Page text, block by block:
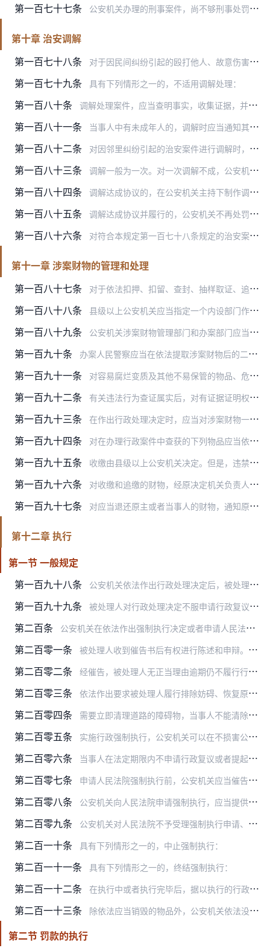
第一百七十七条 公安机关办理的刑事案件，尚不够刑事处罚，依法应当给予公安行政处理的，经县级以上公安机关负责人批准，依照本章规定作出处理决定。
第十章 治安调解
第一百七十八条
对于因民间纠纷引起的殴打他人、故意伤害、侮辱、诽谤、诬告陷害、故意损毁财物、干扰他人正常生活、侵犯隐私、非法侵入住宅等违反治安管理行为，情节较轻，且具有下列情形…
第一百七十九条 具有下列情形之一的，不适用调解处理：
第一百八十条 调解处理案件，应当查明事实，收集证据，并遵循合法、公正、自愿、及时的原则，注重教育和疏导，化解矛盾。
第一百八十一条 当事人中有未成年人的，调解时应当通知其父母或者其他监护人到场。但是，当事人为年满十六周岁以上的未成年人，以自己的劳动收入为主要生活来源，本人同意不通知的，可以不…
第一百八十二条 对因邻里纠纷引起的治安案件进行调解时，可以邀请当事人居住地的居（村）民委员会的人员或者双方当事人熟悉的人员参加帮助调解。
第一百八十三条 调解一般为一次。对一次调解不成，公安机关认为有必要或者当事人申请的，可以再次调解，并应当在第一次调解后的七个工作日内完成。
第一百八十四条 调解达成协议的，在公安机关主持下制作调解协议书，双方当事人应当在调解协议书上签名，并履行调解协议。
第一百八十五条 调解达成协议并履行的，公安机关不再处罚。对调解未达成协议或者达成协议后不履行的，应当对违反治安管理行为人依法予以处罚；对违法行为造成的损害赔偿纠纷，公安机关可以…
第一百八十六条 对符合本规定第一百七十八条规定的治安案件，当事人申请人民调解或者自行和解，达成协议并履行后，双方当事人书面申请并经公安机关认可的，公安机关不予治安管理处罚，但公…
第十一章 涉案财物的管理和处理
第一百八十七条
对于依法扣押、扣留、查封、抽样取证、追缴、收缴的财物以及由公安机关负责保管的先行登记保存的财物，公安机关应当妥善保管，不得使用、挪用、调换或者损毁。造成损失的，…
第一百八十八条 县级以上公安机关应当指定一个内设部门作为涉案财物管理部门，负责对涉案财物实行统一管理，并设立或者指定专门保管场所，对涉案财物进行集中保管。涉案财物集中保管的范围…
第一百八十九条 公安机关涉案财物管理部门和办案部门应当建立电子台账，对涉案财物逐一编号登记，载明案由、来源、保管状态、场所和去向。
第一百九十条 办案人民警察应当在依法提取涉案财物后的二十四小时内将财物移交涉案财物管理人员，并办理移交手续。对查封、冻结、先行登记保存的涉案财物，应当在采取措施后的二十四小时…
第一百九十一条 对容易腐烂变质及其他不易保管的物品、危险物品，经公安机关负责人批准，在拍照或者录像后依法变卖或者拍卖，变卖或者拍卖的价款暂予保存，待结案后按有关规定处理。
第一百九十二条 有关违法行为查证属实后，对有证据证明权属明确且无争议的被侵害人合法财物及其孳息，凡返还不损害其他被侵害人或者利害关系人的利益，不影响案件正常办理的，应当在登记、…
第一百九十三条 在作出行政处理决定时，应当对涉案财物一并作出处理。
第一百九十四条 对在办理行政案件中查获的下列物品应当依法收缴：
第一百九十五条 收缴由县级以上公安机关决定。但是，违禁品，管制器具，吸食、注射毒品的用具以及非法财物价值在五百元以下且当事人对财物价值无异议的，公安派出所可以收缴。
第一百九十六条 对收缴和追缴的财物，经原决定机关负责人批准，按照下列规定分别处理：
第一百九十七条 对应当退还原主或者当事人的财物，通知原主或者当事人在六个月内来领取；原主不明确的，应当采取公告方式告知原主认领。在通知原主、当事人或者公告后六个月内，无人认领的…
第十二章 执行
第一节 一般规定
第一百九十八条
公安机关依法作出行政处理决定后，被处理人应当在行政处理决定的期限内予以履行。逾期不履行的，作出行政处理决定的公安机关可以依法强制执行或者申请人民法院强制执行。
第一百九十九条 被处理人对行政处理决定不服申请行政复议或者提起行政诉讼的，行政处理决定不停止执行，但法律另有规定的除外。
第二百条 公安机关在依法作出强制执行决定或者申请人民法院强制执行前，应当事先催告被处理人履行行政处理决定。催告以书面形式作出，并直接送达被处理人。被处理人拒绝接受或者无法…
第二百零一条 被处理人收到催告书后有权进行陈述和申辩。公安机关应当充分听取并记录、复核。被处理人提出的事实、理由或者证据成立的，公安机关应当采纳。
第二百零二条 经催告，被处理人无正当理由逾期仍不履行行政处理决定，法律规定由公安机关强制执行的，公安机关可以依法作出强制执行决定。
第二百零三条 依法作出要求被处理人履行排除妨碍、恢复原状等义务的行政处理决定，被处理人逾期不履行，经催告仍不履行，其后果已经或者将危害交通安全的，公安机关可以代履行，或者委托…
第二百零四条 需要立即清理道路的障碍物，当事人不能清除的，或者有其他紧急情况需要立即履行的，公安机关可以决定立即实施代履行。当事人不在场的，公安机关应当在事后立即通知当事人，…
第二百零五条 实施行政强制执行，公安机关可以在不损害公共利益和他人合法权益的情况下，与当事人达成执行协议。执行协议可以约定分阶段履行；当事人采取补救措施的，可以减免加处的罚款…
第二百零六条 当事人在法定期限内不申请行政复议或者提起行政诉讼，又不履行行政处理决定的，法律没有规定公安机关强制执行的，作出行政处理决定的公安机关可以自期限届满之日起三个月内…
第二百零七条 申请人民法院强制执行前，公安机关应当催告被处理人履行义务，催告书送达十日后被处理人仍未履行义务的，公安机关可以向人民法院申请强制执行。
第二百零八条 公安机关向人民法院申请强制执行，应当提供下列材料：
第二百零九条 公安机关对人民法院不予受理强制执行申请、不予强制执行的裁定有异议的，可以在十五日内向上一级人民法院申请复议。
第二百一十条 具有下列情形之一的，中止强制执行：
第二百一十一条 具有下列情形之一的，终结强制执行：
第二百一十二条 在执行中或者执行完毕后，据以执行的行政处理决定被撤销、变更，或者执行错误，应当恢复原状或者退还财物；不能恢复原状或者退还财物的，依法给予赔偿。
第二百一十三条 除依法应当销毁的物品外，公安机关依法没收或者收缴、追缴的违法所得和非法财物，必须按照国家有关规定处理或者上缴国库。
第二节 罚款的执行